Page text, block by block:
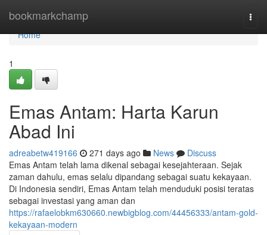
bookmarkchamp
Home
Home
1
Emas Antam: Harta Karun
Abad Ini
adreabetw419166 271 days ago News
Discuss
Emas Antam telah lama dikenal sebagai kesejahteraan. Sejak
zaman dahulu, emas selalu dipandang sebagai suatu kekayaan.
Di Indonesia sendiri, Emas Antam telah menduduki posisi teratas
sebagai investasi yang aman dan
https://rafaelobkm630660.newbigblog.com/44456333/antam-gold-
kekayaan-modern